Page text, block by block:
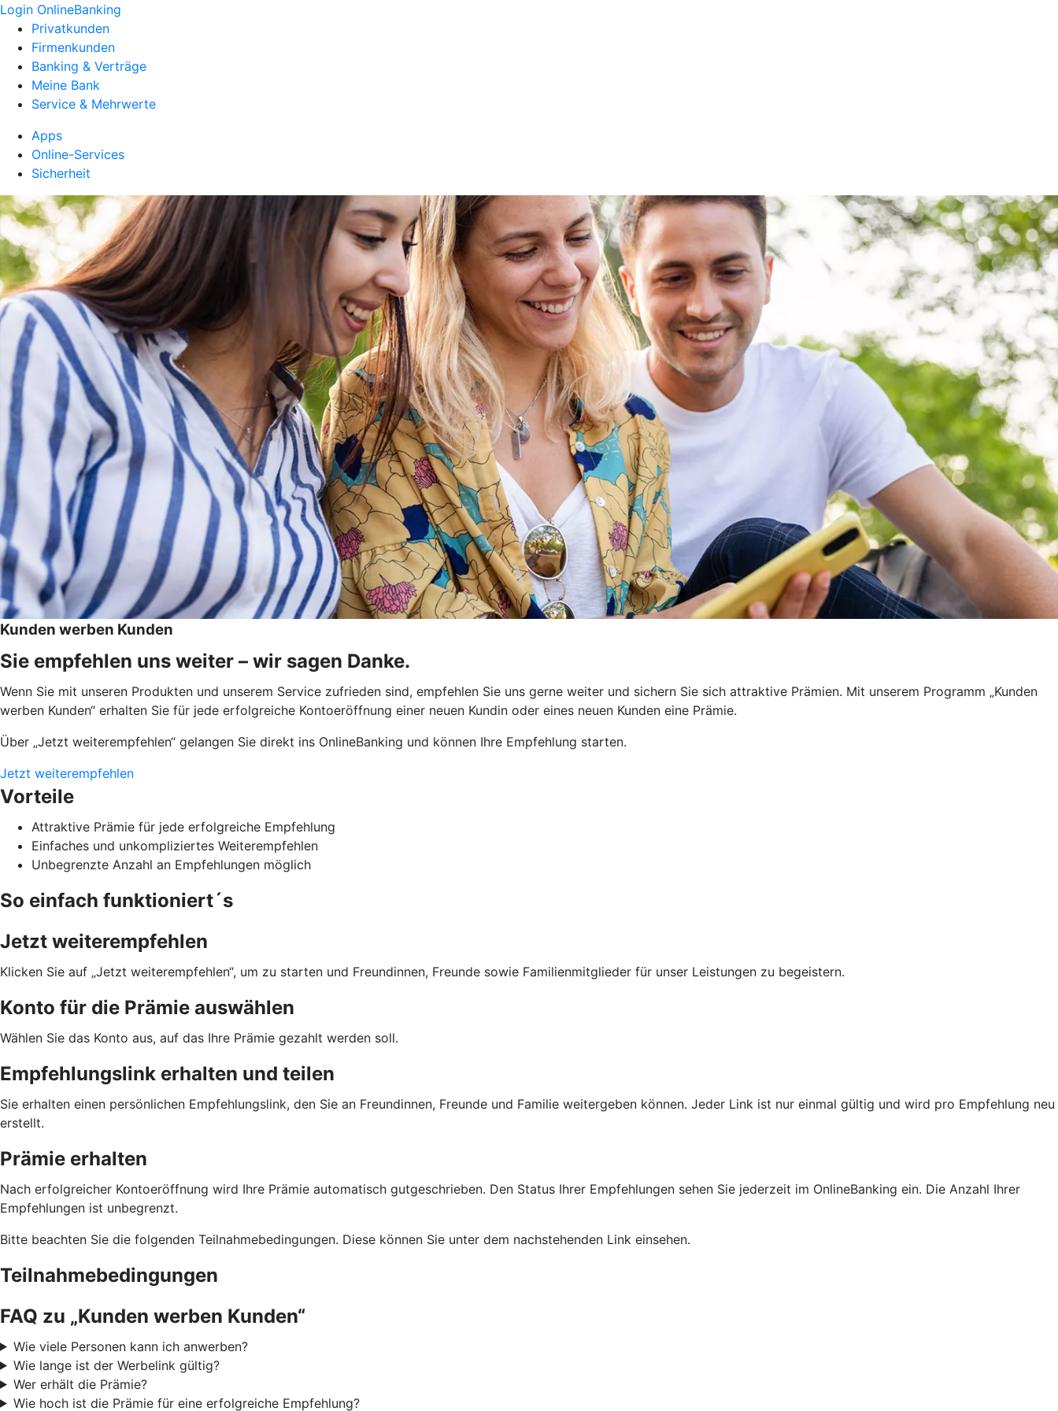
Login OnlineBanking
Privatkunden
Firmenkunden
Banking & Verträge
Meine Bank
Service & Mehrwerte
Apps
Online-Services
Sicherheit
Kunden werben Kunden
Sie empfehlen uns weiter – wir sagen Danke.
Wenn Sie mit unseren Produkten und unserem Service zufrieden sind, empfehlen Sie uns gerne weiter und sichern Sie sich attraktive Prämien. Mit unserem Programm „Kunden
werben Kunden“ erhalten Sie für jede erfolgreiche Kontoeröffnung einer neuen Kundin oder eines neuen Kunden eine Prämie.
Über „Jetzt weiterempfehlen“ gelangen Sie direkt ins OnlineBanking und können Ihre Empfehlung starten.
Jetzt weiterempfehlen
Vorteile
Attraktive Prämie für jede erfolgreiche Empfehlung
Einfaches und unkompliziertes Weiterempfehlen
Unbegrenzte Anzahl an Empfehlungen möglich
So einfach funktioniert´s
Jetzt weiterempfehlen
Klicken Sie auf „Jetzt weiterempfehlen“, um zu starten und Freundinnen, Freunde sowie Familienmitglieder für unser Leistungen zu begeistern.
Konto für die Prämie auswählen
Wählen Sie das Konto aus, auf das Ihre Prämie gezahlt werden soll.
Empfehlungslink erhalten und teilen
Sie erhalten einen persönlichen Empfehlungslink, den Sie an Freundinnen, Freunde und Familie weitergeben können. Jeder Link ist nur einmal gültig und wird pro Empfehlung neu
erstellt.
Prämie erhalten
Nach erfolgreicher Kontoeröffnung wird Ihre Prämie automatisch gutgeschrieben. Den Status Ihrer Empfehlungen sehen Sie jederzeit im OnlineBanking ein. Die Anzahl Ihrer
Empfehlungen ist unbegrenzt.
Bitte beachten Sie die folgenden Teilnahmebedingungen. Diese können Sie unter dem nachstehenden Link einsehen.
Teilnahmebedingungen
FAQ zu „Kunden werben Kunden“
Wie viele Personen kann ich anwerben?
Wie lange ist der Werbelink gültig?
Wer erhält die Prämie?
Wie hoch ist die Prämie für eine erfolgreiche Empfehlung?